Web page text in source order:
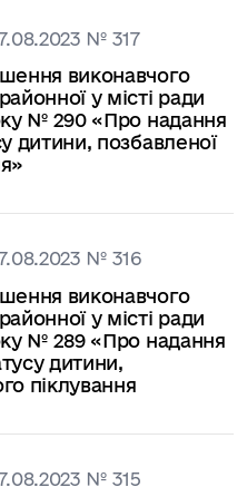
№ 317
виконавчого
у місті ради
№ 290 «Про надання
дитини, позбавленої
№ 316
виконавчого
у місті ради
№ 289 «Про надання
дитини,
піклування
№ 315